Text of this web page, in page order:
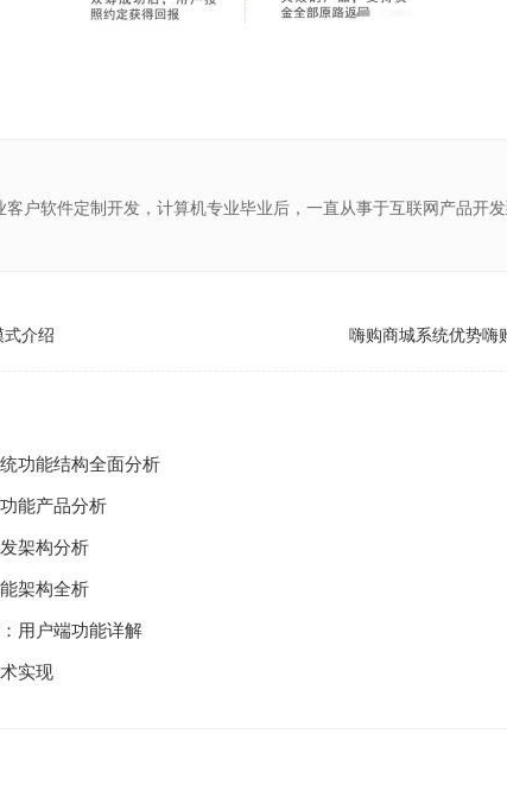
户软件定制开发，计算机专业毕业后，一直从事于互联网产品开
介绍
嗨购商城系统优势嗨
功能结构全面分析
能产品分析
架构分析
架构全析
用户端功能详解
实现